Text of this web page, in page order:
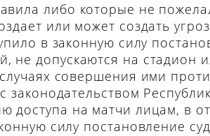
либо которые не
или может создать
в законную силу
не допускаются на стадион
совершения ими
законодательством
доступа на матчи лицам, в
силу постановление